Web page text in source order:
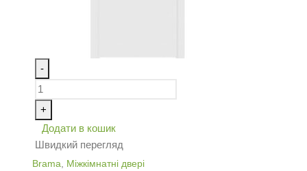
-
+
Додати в кошик
Швидкий перегляд
Brama, Міжкімнатні двері